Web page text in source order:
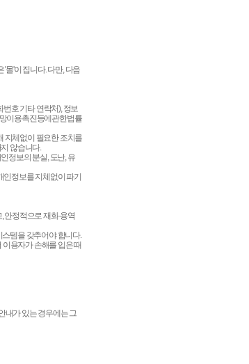
몰'이 집니다. 다만, 다음
호 기타 연락처), 정보
이용촉진등에관한법률
지체없이 필요한 조치를
않습니다.
정보의 분실, 도난, 유
정보를 지체없이 파기
안정적으로 재화·용역
템을 갖추어야 합니다.
용자가 손해를 입은 때
내가 있는 경우에는 그